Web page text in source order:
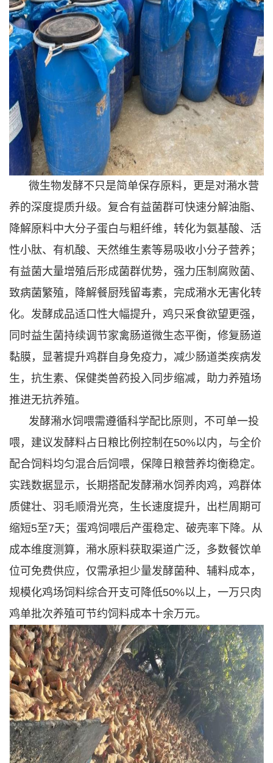
微生物发酵不只是简单保存原料，更是对潲水营
养的深度提质升级。复合有益菌群可快速分解油脂、
降解原料中大分子蛋白与粗纤维，转化为氨基酸、活
性小肽、有机酸、天然维生素等易吸收小分子营养；
有益菌大量增殖后形成菌群优势，强力压制腐败菌、
致病菌繁殖，降解餐厨残留毒素，完成潲水无害化转
化。发酵成品适口性大幅提升，鸡只采食欲望更强，
同时益生菌持续调节家禽肠道微生态平衡，修复肠道
黏膜，显著提升鸡群自身免疫力，减少肠道类疾病发
生，抗生素、保健类兽药投入同步缩减，助力养殖场
推进无抗养殖。
发酵潲水饲喂需遵循科学配比原则，不可单一投
喂，建议发酵料占日粮比例控制在50%以内，与全价
配合饲料均匀混合后饲喂，保障日粮营养均衡稳定。
实践数据显示，长期搭配发酵潲水饲养肉鸡，鸡群体
质健壮、羽毛顺滑光亮，生长速度提升，出栏周期可
缩短5至7天；蛋鸡饲喂后产蛋稳定、破壳率下降。从
成本维度测算，潲水原料获取渠道广泛，多数餐饮单
位可免费供应，仅需承担少量发酵菌种、辅料成本，
规模化鸡场饲料综合开支可降低50%以上，一万只肉
鸡单批次养殖可节约饲料成本十余万元。